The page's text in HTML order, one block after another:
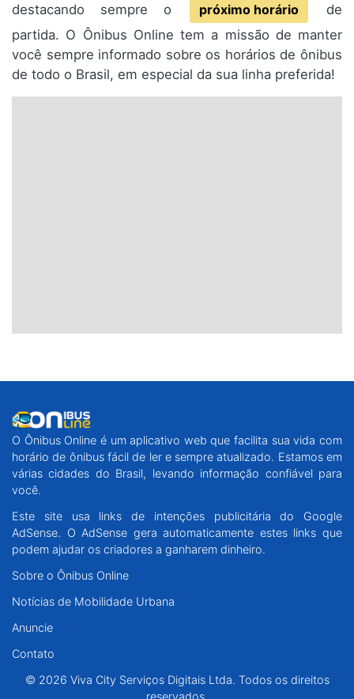
destacando sempre o
próximo horário
de
partida. O Ônibus Online tem a missão de manter
você sempre informado sobre os horários de ônibus
de todo o Brasil, em especial da sua linha preferida!
O Ônibus Online é um aplicativo web que facilita sua vida com
horário de ônibus fácil de ler e sempre atualizado. Estamos em
várias cidades do Brasil, levando informação confiável para
você.
Este site usa links de intenções publicitária do Google
AdSense. O AdSense gera automaticamente estes links que
podem ajudar os criadores a ganharem dinheiro.
Sobre o Ônibus Online
Notícias de Mobilidade Urbana
Anuncie
Contato
© 2026 Viva City Serviços Digitais Ltda. Todos os direitos